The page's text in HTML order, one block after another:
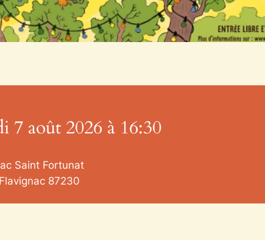
7 août 2026 à 16:30
Saint Fortunat
Flavignac 87230